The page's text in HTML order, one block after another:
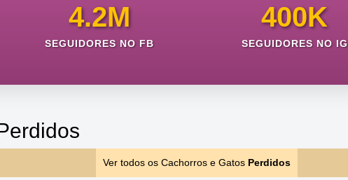
4.2M
SEGUIDORES NO FB
400K
SEGUIDORES NO IG
Ver todos os Cachorros e Gatos Perdidos